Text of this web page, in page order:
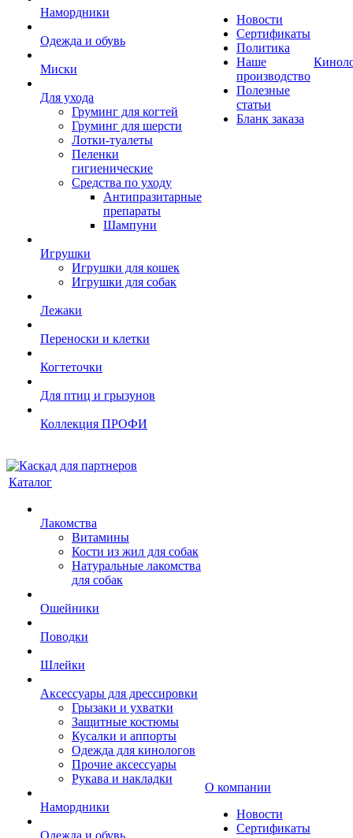
Намордники
Одежда и обувь
Миски
Для ухода
Груминг для когтей
Груминг для шерсти
Лотки-туалеты
Пеленки
гигиенические
Средства по уходу
Антипразитарные
препараты
Шампуни
Игрушки
Игрушки для кошек
Игрушки для собак
Лежаки
Переноски и клетки
Когтеточки
Для птиц и грызунов
Коллекция ПРОФИ
Новости
Сертификаты
Политика
Наше
производство
Полезные
статьи
Бланк заказа
Каталог
Лакомства
Витамины
Кости из жил для собак
Натуральные лакомства
для собак
Ошейники
Поводки
Шлейки
Аксессуары для дрессировки
Грызаки и ухватки
Защитные костюмы
Кусалки и аппорты
Одежда для кинологов
Прочие аксессуары
Рукава и накладки
Намордники
Одежда и обувь
О компании
Новости
Сертификаты